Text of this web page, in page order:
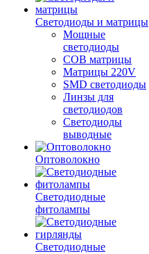
Светодиоды и матрицы
Мощные
светодиоды
COB матрицы
Матрицы 220V
SMD светодиоды
Линзы для
светодиодов
Светодиоды
выводные
Оптоволокно
Светодиодные
фитолампы
Светодиодные